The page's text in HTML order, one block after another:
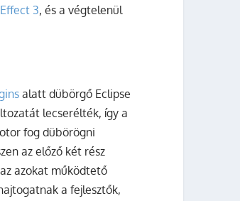
3, és a végtelenül
alatt dübörgő Eclipse
lecserélték, így a
fog dübörögni
az előző két rész
azokat működtető
a fejlesztők,